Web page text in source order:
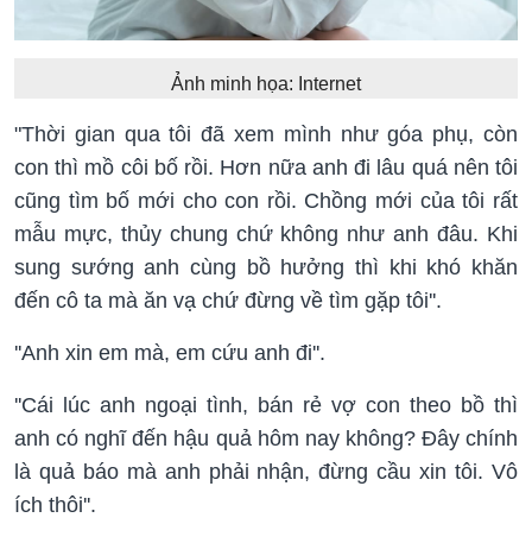
Ảnh minh họa: Internet
"Thời gian qua tôi đã xem mình như góa phụ, còn
con thì mồ côi bố rồi. Hơn nữa anh đi lâu quá nên tôi
cũng tìm bố mới cho con rồi. Chồng mới của tôi rất
mẫu mực, thủy chung chứ không như anh đâu. Khi
sung sướng anh cùng bồ hưởng thì khi khó khăn
đến cô ta mà ăn vạ chứ đừng về tìm gặp tôi''.
''Anh xin em mà, em cứu anh đi''.
''Cái lúc anh ngoại tình, bán rẻ vợ con theo bồ thì
anh có nghĩ đến hậu quả hôm nay không? Đây chính
là quả báo mà anh phải nhận, đừng cầu xin tôi. Vô
ích thôi''.